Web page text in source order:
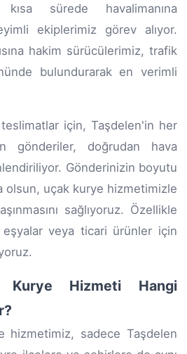
sürede havalimanına
ekiplerimiz görev alıyor.
hakim sürücülerimiz, trafik
bulundurarak en verimli
teslimatlar için, Taşdelen'in her
gönderiler, doğrudan hava
Gönderinizin boyutu
olsun, uçak kurye hizmetimizle
sağlıyoruz. Özellikle
veya ticari ürünler için
Kurye Hizmeti Hangi
hizmetimiz, sadece Taşdelen